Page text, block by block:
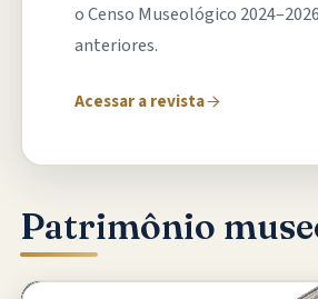
o Censo Museológico
anteriores.
Acessar a revista
Patrimônio